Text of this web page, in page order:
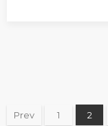
Prev 1 2